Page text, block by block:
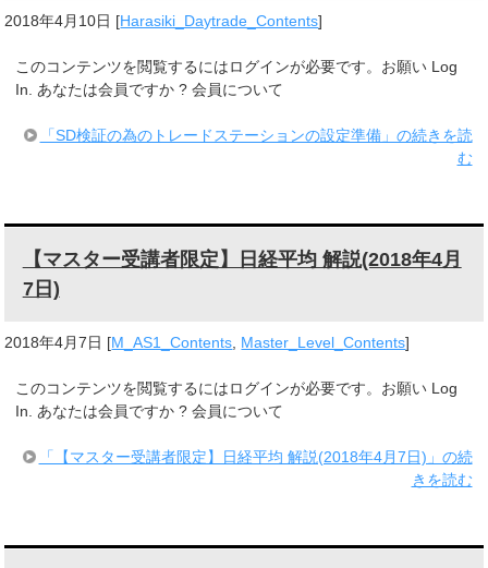
2018年4月10日 [Harasiki_Daytrade_Contents]
このコンテンツを閲覧するにはログインが必要です。お願い Log
In. あなたは会員ですか ? 会員について
「SD検証の為のトレードステーションの設定準備」の続きを読
む
【マスター受講者限定】日経平均 解説(2018年4月
7日)
2018年4月7日 [M_AS1_Contents Master_Level_Contents]
このコンテンツを閲覧するにはログインが必要です。お願い Log
In. あなたは会員ですか ? 会員について
「【マスター受講者限定】日経平均 解説(2018年4月7日)」の続
きを読む